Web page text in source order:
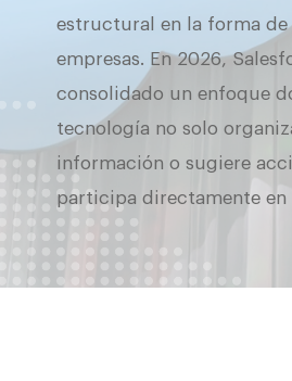
estructural en la forma de
empresas. En 2026,
consolidado un enfoque
tecnología no solo
información o sugiere
participa directamente en